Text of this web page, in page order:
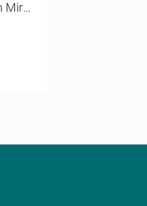
Venta de departamento en Miraflores | Vista al mar | USD460,000.00